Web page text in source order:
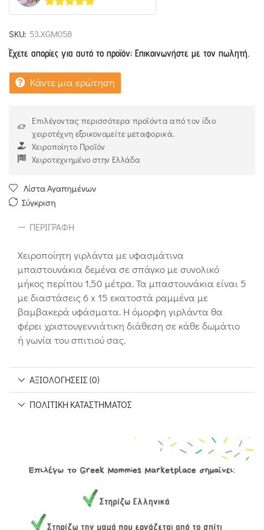
5out of 5
SKU: 53.XGM058
Έχετε απορίες για αυτό το προϊόν; Επικοινωνήστε με τον πωλητή.
Κάντε μια ερώτηση
Επιλέγοντας περισσότερα προϊόντα από τον ίδιο
χειροτέχνη εξοικονομείτε μεταφορικά.
Χειροποίητο Προϊόν
Χειροτεχνημένο στην Ελλάδα
Λίστα Αγαπημένων
Σύγκριση
ΠΕΡΙΓΡΑΦΉ
Χειροποίητη γιρλάντα με υφασμάτινα
μπαστουνάκια δεμένα σε σπάγκο με συνολικό
μήκος περίπου 1,50 μέτρα. Τα μπαστουνάκια είναι 5
με διαστάσεις 6 x 15 εκατοστά ραμμένα με
βαμβακερά υφάσματα. Η όμορφη γιρλάντα θα
φέρει χριστουγεννιάτικη διάθεση σε κάθε δωμάτιο
ή γωνία του σπιτιού σας.
ΑΞΙΟΛΟΓΉΣΕΙΣ (0)
ΠΟΛΙΤΙΚΉ ΚΑΤΑΣΤΉΜΑΤΟΣ